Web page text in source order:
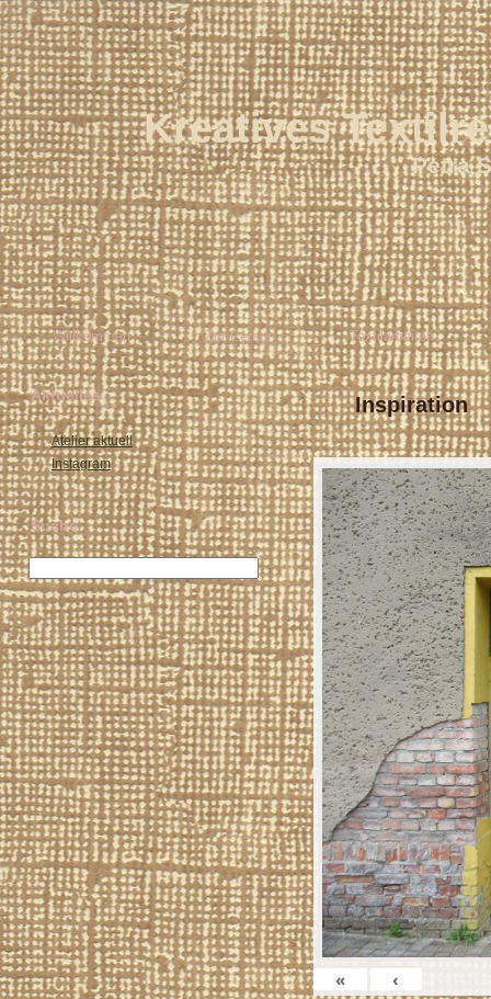
Kreatives
Petra
Willkommen Zur Person Textilarbeiten
Aktuelles
Atelier aktuell
Instagram
Suche
Inspiration
« ‹